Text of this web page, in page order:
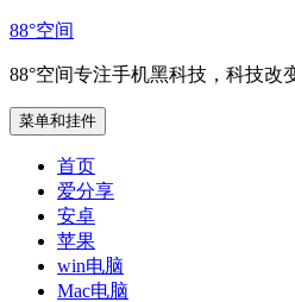
跳
内
容
88°空间
88°空间专注手机黑科技，科技改
菜单和挂件
首页
爱分享
安卓
苹果
win电脑
Mac电脑